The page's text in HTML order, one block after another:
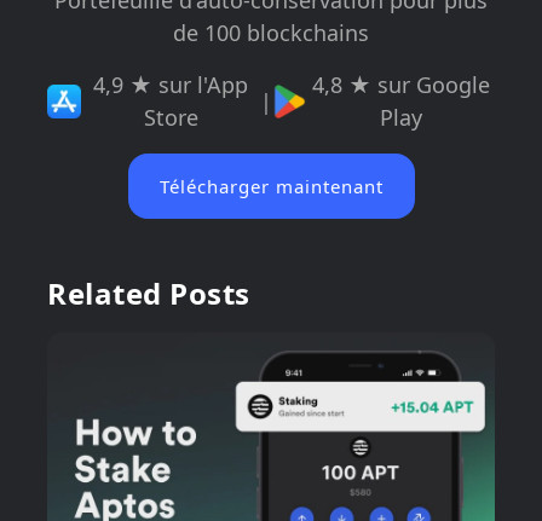
de 100 blockchains
4,9 ★ sur l'App
Store
|
4,8 ★ sur Google
Play
Télécharger maintenant
Related Posts